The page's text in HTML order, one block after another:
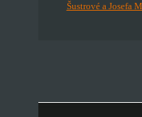
Šustrové a Josefa